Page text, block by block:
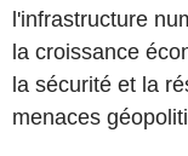
l'infrastructure
la croissance
la sécurité et la
menaces